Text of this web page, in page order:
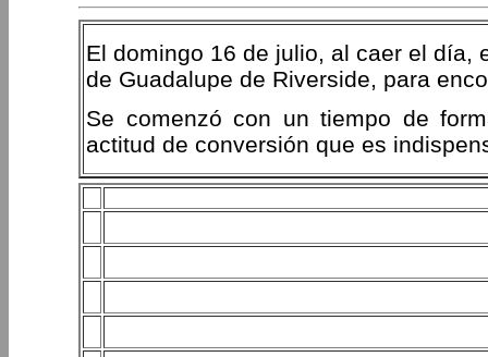
El domingo 16 de julio, al caer el día,
de Guadalupe de Riverside, para
Se comenzó con un tiempo de
actitud de conversión que es